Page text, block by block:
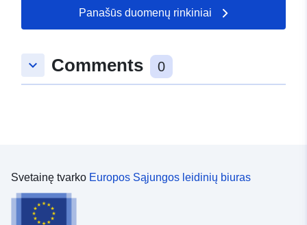
Rūšis: Polygon
uriRef:
http://data.europa.eu/88u/dataset/
729e-1a3c-e81b-ec54a0ee50f1
Panašūs duomenų rinkiniai
keyboard_arrow_down Comments 0
Svetainę tvarko Europos Sąjungos leidinių biuras